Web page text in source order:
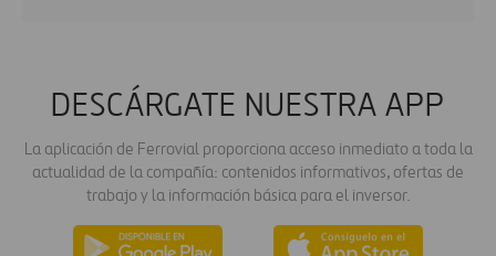
DESCÁRGATE NUESTRA APP
La aplicación de Ferrovial proporciona acceso inmediato a toda la
actualidad de la compañía: contenidos informativos, ofertas de
trabajo y la información básica para el inversor.